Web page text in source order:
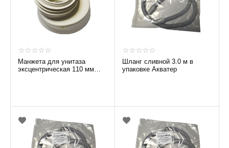
Манжета для унитаза
эксцентрическая 110 мм
Шланг сливной 3.0 м в
упаковке Акватер